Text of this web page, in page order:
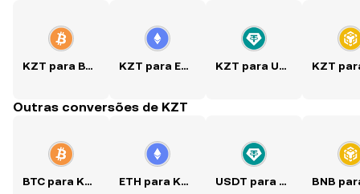
KZT para BTC KZT para ETH KZT para USDT
Outras conversões de KZT
BTC para KZT ETH para KZT USDT para KZT